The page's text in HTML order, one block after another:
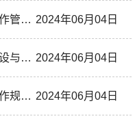
景德镇陶瓷大学本科实验教学工作管理办法（2024年修订） 2024年06月04日
景德镇陶瓷大学实践教学基地建设与管理办法（2024年修订） 2024年06月04日
景德镇陶瓷大学本科实践教学工作规程（2024年修订） 2024年06月04日